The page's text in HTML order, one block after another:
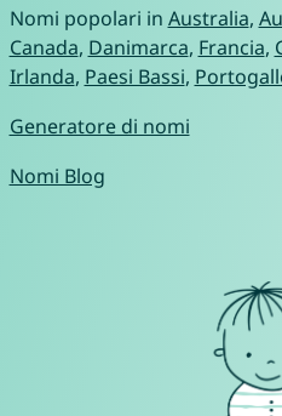
Nomi popolari in Australia,
Canada, Danimarca, Francia,
Irlanda, Paesi Bassi,
Generatore di nomi
Nomi Blog